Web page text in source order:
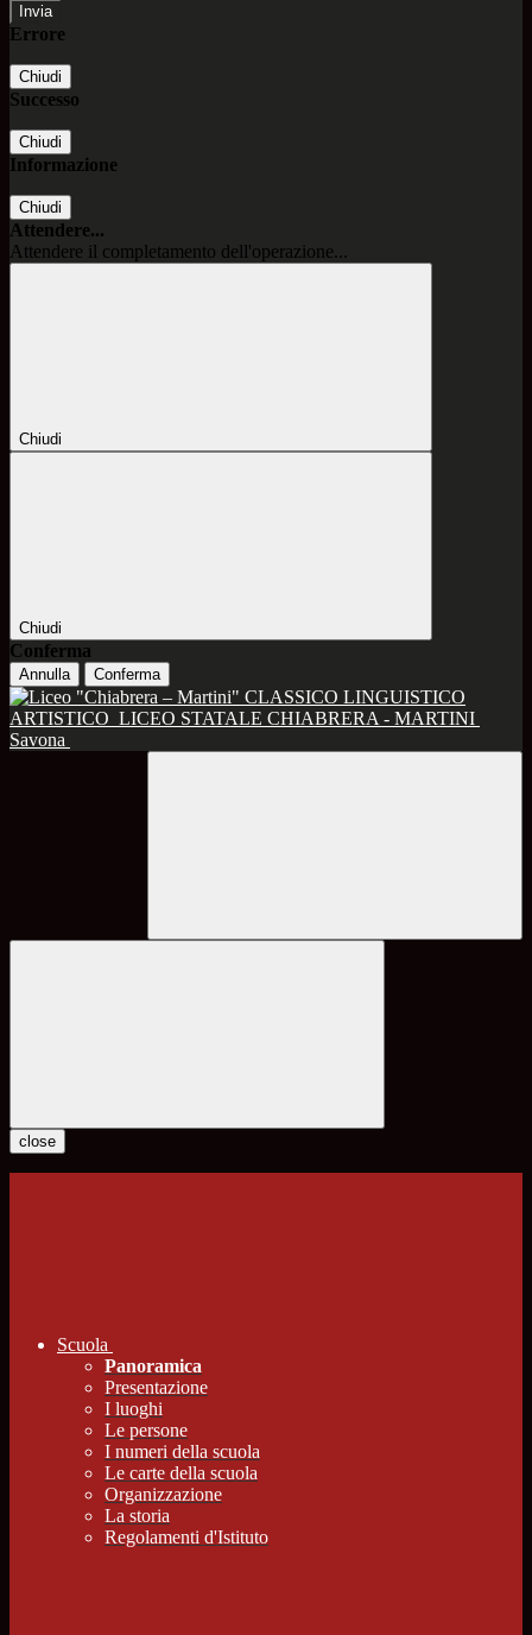
Errore
Chiudi
Successo
Chiudi
Informazione
Chiudi
Attendere...
Attendere il completamento dell'operazione...
Chiudi
Chiudi
Conferma
Annulla Conferma
CLASSICO LINGUISTICO
ARTISTICO LICEO STATALE CHIABRERA - MARTINI
Savona
close
Scuola
Panoramica
Presentazione
I luoghi
Le persone
I numeri della scuola
Le carte della scuola
Organizzazione
La storia
Regolamenti d'Istituto